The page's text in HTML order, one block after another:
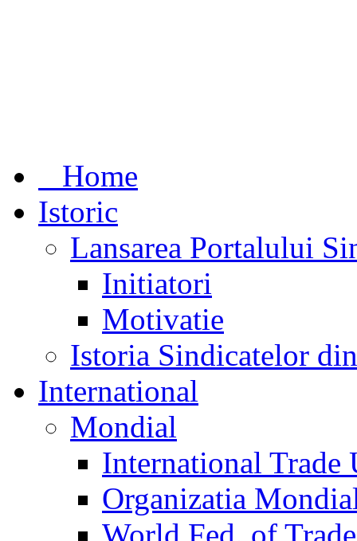
Home
Istoric
Lansarea Portalului
Initiatori
Motivatie
Istoria Sindicatelor
International
Mondial
International Trade
Organizatia
World Fed. of